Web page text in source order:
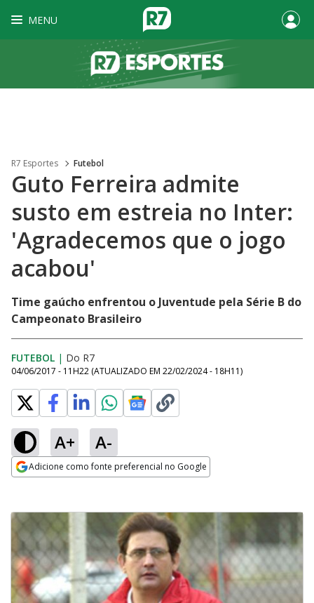
MENU
R7 Esportes Futebol
Guto Ferreira admite
susto em estreia no Inter:
'Agradecemos que o jogo
acabou'
Time gaúcho enfrentou o Juventude pela Série B do
Campeonato Brasileiro
FUTEBOL | Do R7
04/06/2017 - 11H22 (ATUALIZADO EM 22/02/2024 - 18H11)
A+ A-
Adicione como fonte preferencial no Google